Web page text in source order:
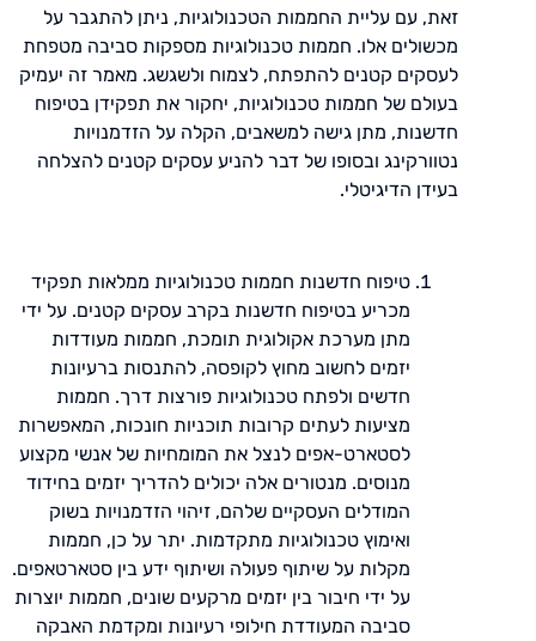
זאת, עם עליית החממות הטכנולוגיות, ניתן להתגבר על
מכשולים אלו. חממות טכנולוגיות מספקות סביבה מטפחת
לעסקים קטנים להתפתח, לצמוח ולשגשג. מאמר זה יעמיק
בעולם של חממות טכנולוגיות, יחקור את תפקידן בטיפוח
חדשנות, מתן גישה למשאבים, הקלה על הזדמנויות
נטוורקינג ובסופו של דבר להניע עסקים קטנים להצלחה
בעידן הדיגיטלי.
טיפוח חדשנות חממות טכנולוגיות ממלאות תפקיד
מכריע בטיפוח חדשנות בקרב עסקים קטנים. על ידי
מתן מערכת אקולוגית תומכת, חממות מעודדות
יזמים לחשוב מחוץ לקופסה, להתנסות ברעיונות
חדשים ולפתח טכנולוגיות פורצות דרך. חממות
מציעות לעתים קרובות תוכניות חונכות, המאפשרות
לסטארט-אפים לנצל את המומחיות של אנשי מקצוע
מנוסים. מנטורים אלה יכולים להדריך יזמים בחידוד
המודלים העסקיים שלהם, זיהוי הזדמנויות בשוק
ואימוץ טכנולוגיות מתקדמות. יתר על כן, חממות
מקלות על שיתוף פעולה ושיתוף ידע בין סטארטאפים.
על ידי חיבור בין יזמים מרקעים שונים, חממות יוצרות
סביבה המעודדת חילופי רעיונות ומקדמת האבקה